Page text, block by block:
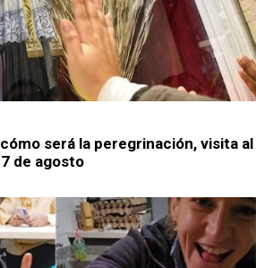
será la peregrinación, visita al
de agosto